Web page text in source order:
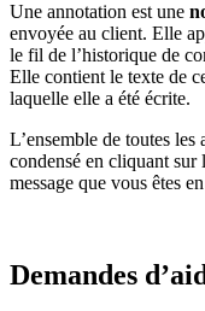
Une annotation est une
envoyée au client. Elle
le fil de l’historique de
Elle contient le texte de
laquelle elle a été écrite.
L’ensemble de toutes les
condensé en cliquant sur
message que vous êtes en
Demandes d’